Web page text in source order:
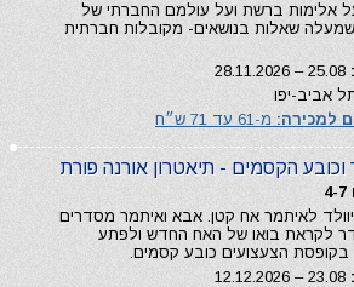
אלימות ברשת ועל עולמם החברתי של
שמעלה שאלות בנושאים- מקובלות חברתית
אביב-יפו
למכירה: מ-61 עד 71 ש״ח
וכובע הקסמים - תיאטרון אורנה פורת
לאיתמר אח קטן. אבא ואיתמר מסדרים
לקראת בואו של האח החדש ולפתע
בקופסת הצעצועים כובע קסמים.